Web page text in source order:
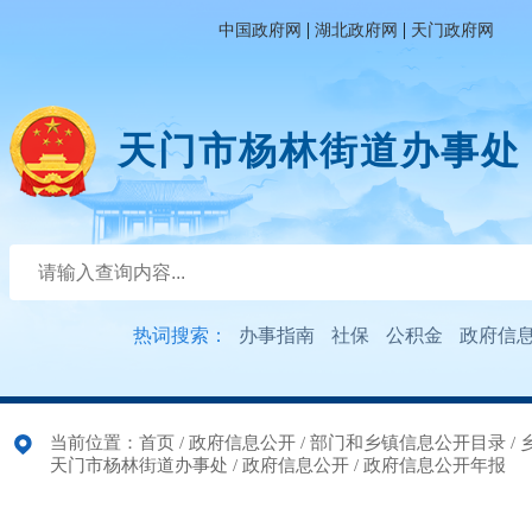
中国政府网 | 湖北政府网 | 天门政府网
天门市杨林街道办事处
热词搜索： 办事指南 社保 公积金 政府信
当前位置： 首页 / 政府信息公开 / 部门和乡镇信息公开目录 /
天门市杨林街道办事处 / 政府信息公开 / 政府信息公开年报